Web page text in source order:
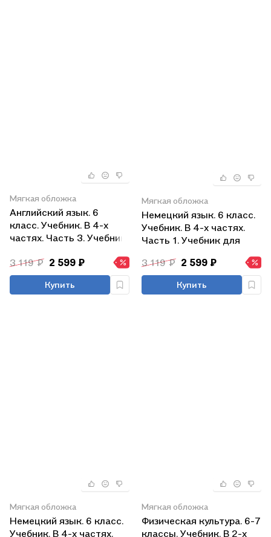
Мягкая обложка
Английский язык. 6
класс. Учебник. В 4-х
частях. Часть 3. Учебник
зрения
3 119 ₽ 2 599 ₽
Купить
Мягкая обложка
Немецкий язык. 6 класс.
Учебник. В 4-х частях.
Часть 1. Учебник для
зрения
3 119 ₽ 2 599 ₽
Купить
Мягкая обложка
Немецкий язык. 6 класс.
Учебник. В 4-х частях.
Мягкая обложка
Физическая культура. 6-7
классы. Учебник. В 2-х